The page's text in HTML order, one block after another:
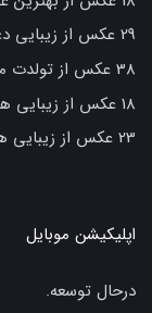
29 عکس از زیبایی دعای توسل در قاب تصویر
38 عکس از تولدت مبارک ریحانه جان به یادماندنی
18 عکس از زیبایی های جدید کیم تهیونگ برای طرفدارانش
23 عکس از زیبایی های هر ماه در طبیعت
اپلیکیشن موبایل
درحال توسعه.